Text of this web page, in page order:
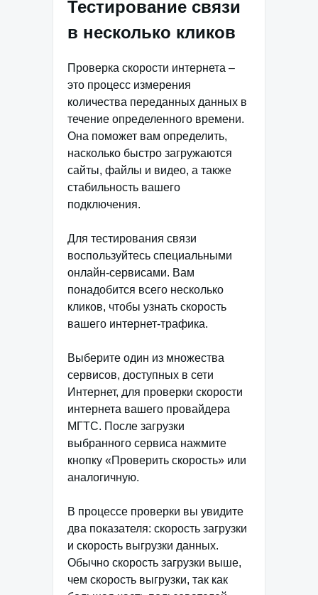
Тестирование связи
в несколько кликов
Проверка скорости интернета –
это процесс измерения
количества переданных данных в
течение определенного времени.
Она поможет вам определить,
насколько быстро загружаются
сайты, файлы и видео, а также
стабильность вашего
подключения.
Для тестирования связи
воспользуйтесь специальными
онлайн-сервисами. Вам
понадобится всего несколько
кликов, чтобы узнать скорость
вашего интернет-трафика.
Выберите один из множества
сервисов, доступных в сети
Интернет, для проверки скорости
интернета вашего провайдера
МГТС. После загрузки
выбранного сервиса нажмите
кнопку «Проверить скорость» или
аналогичную.
В процессе проверки вы увидите
два показателя: скорость загрузки
и скорость выгрузки данных.
Обычно скорость загрузки выше,
чем скорость выгрузки, так как